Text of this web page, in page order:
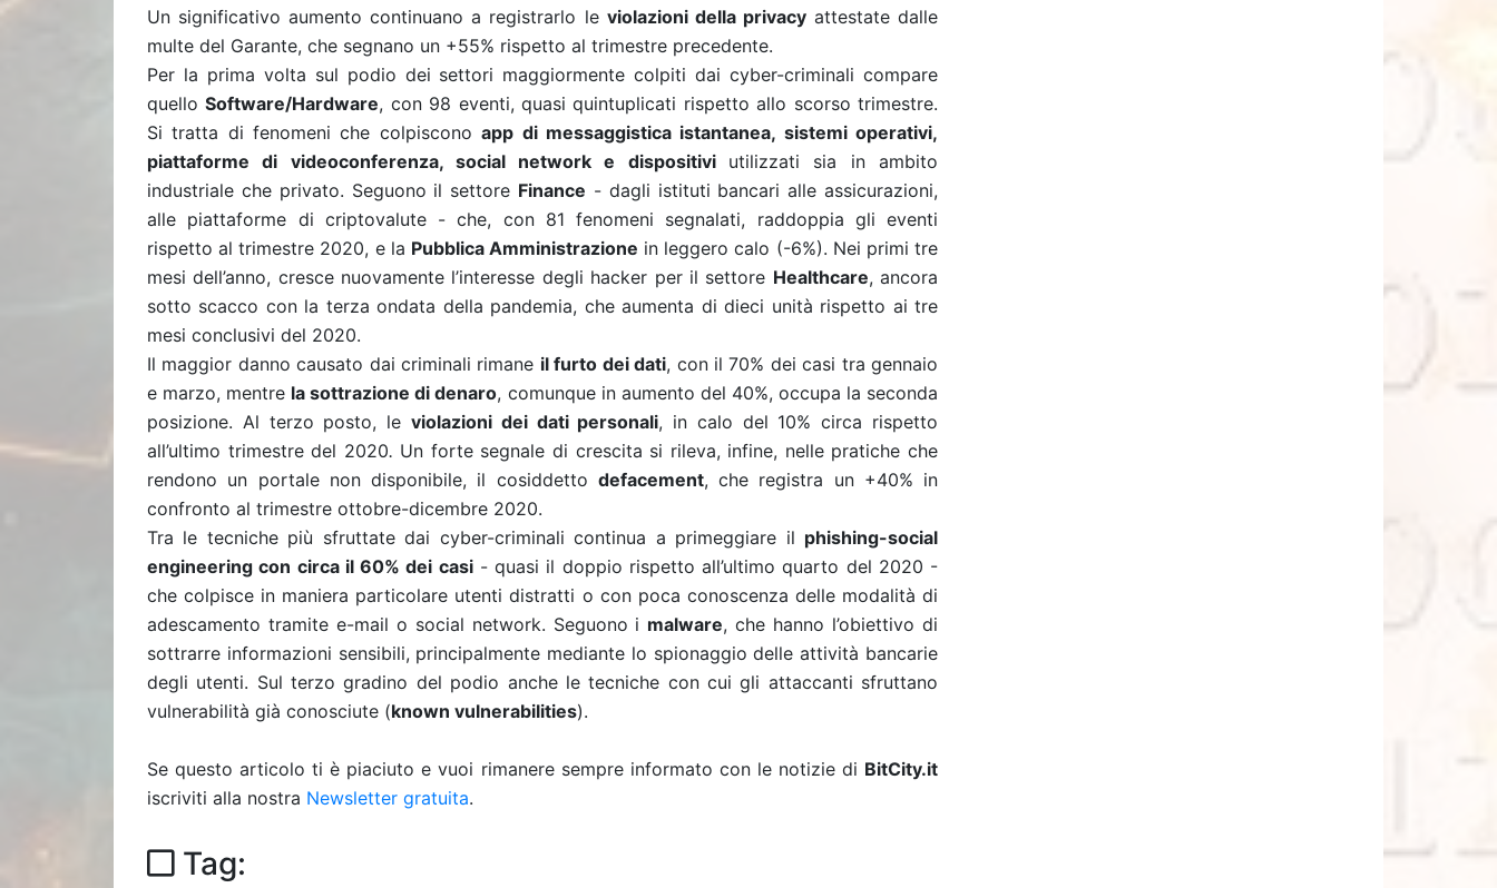
Un significativo aumento continuano a registrarlo le violazioni della privacyattestate dalle
multe del Garante, che segnano un +55% rispetto al trimestre precedente.
Per la prima volta sul podio dei settori maggiormente colpiti dai cyber-criminali compare
quelloSoftware/Hardware, con 98 eventi, quasi quintuplicati rispetto allo scorso trimestre.
Si tratta di fenomeni che colpisconoapp di messaggistica istantanea, sistemi operativi,
piattaforme di videoconferenza, social network e dispositivi utilizzati sia in ambito
industriale che privato. Seguono il settore Finance - dagli istituti bancari alle assicurazioni,
alle piattaforme di criptovalute - che, con 81 fenomeni segnalati, raddoppia gli eventi
rispetto al trimestre 2020, e la Pubblica Amministrazione in leggero calo (-6%). Nei primi tre
mesi dell’anno, cresce nuovamente l’interesse degli hacker per il settore Healthcare, ancora
sotto scacco con la terza ondata della pandemia, che aumenta di dieci unità rispetto ai tre
mesi conclusivi del 2020.
Il maggior danno causato dai criminali rimane il furto dei dati, con il 70% dei casi tra gennaio
e marzo, mentre la sottrazione di denaro, comunque in aumento del 40%, occupa la seconda
posizione. Al terzo posto, le violazioni dei dati personali, in calo del 10% circa rispetto
all’ultimo trimestre del 2020. Un forte segnale di crescita si rileva, infine, nelle pratiche che
rendono un portale non disponibile, il cosiddetto defacement, che registra un +40% in
confronto al trimestre ottobre-dicembre 2020.
Tra le tecniche più sfruttate dai cyber-criminali continua a primeggiare il phishing-social
engineering con circa il 60% dei casi- quasi il doppio rispetto all’ultimo quarto del 2020 -
che colpisce in maniera particolare utenti distratti o con poca conoscenza delle modalità di
adescamento tramite e-mail o social network. Seguono i malware, che hanno l’obiettivo di
sottrarre informazioni sensibili, principalmente mediante lo spionaggio delle attività bancarie
degli utenti. Sul terzo gradino del podio anche le tecniche con cui gli attaccanti sfruttano
vulnerabilità già conosciute (known vulnerabilities).
Se questo articolo ti è piaciuto e vuoi rimanere sempre informato con le notizie di BitCity.it
iscriviti alla nostra Newsletter gratuita.
Tag: